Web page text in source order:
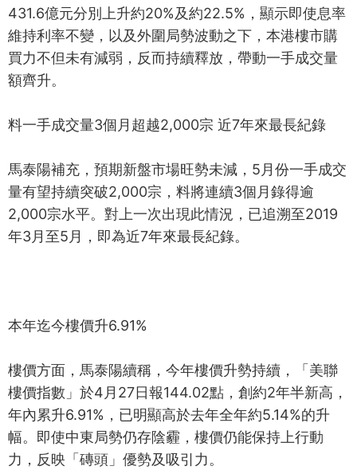
431.6億元分別上升約20%及約22.5%，顯示即使息率
維持利率不變，以及外圍局勢波動之下，本港樓市購
買力不但未有減弱，反而持續釋放，帶動一手成交量
額齊升。
料一手成交量3個月超越2,000宗 近7年來最長紀錄
馬泰陽補充，預期新盤市場旺勢未減，5月份一手成交
量有望持續突破2,000宗，料將連續3個月錄得逾
2,000宗水平。對上一次出現此情況，已追溯至2019
年3月至5月，即為近7年來最長紀錄。
本年迄今樓價升6.91%
樓價方面，馬泰陽續稱，今年樓價升勢持續，「美聯
樓價指數」於4月27日報144.02點，創約2年半新高，
年內累升6.91%，已明顯高於去年全年約5.14%的升
幅。即使中東局勢仍存陰霾，樓價仍能保持上行動
力，反映「磚頭」優勢及吸引力。